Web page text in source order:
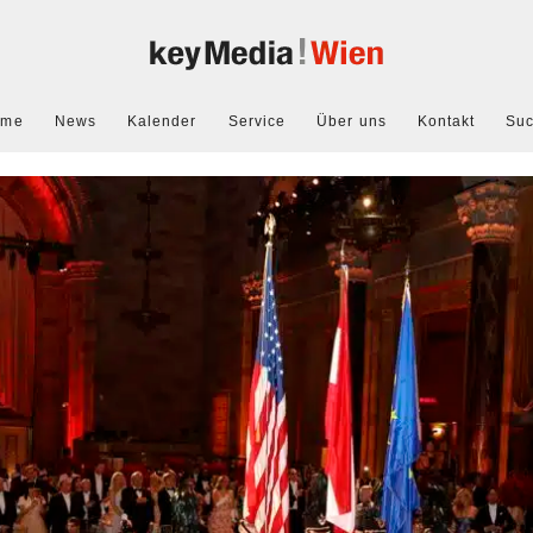
News Kalender Service Über uns Kontakt